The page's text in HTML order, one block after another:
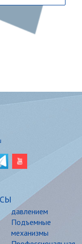
давлением
Подъемные
механизмы